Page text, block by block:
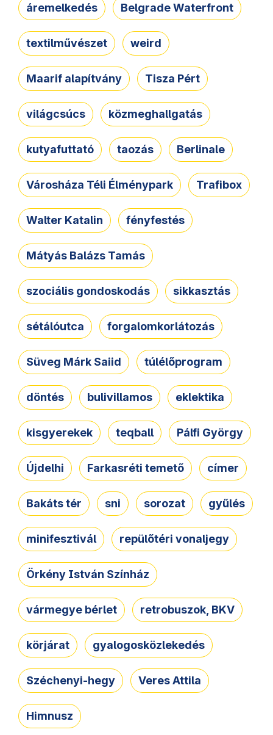
áremelkedés Belgrade Waterfront
textilművészet weird
Maarif alapítvány Tisza Pért
világcsúcs közmeghallgatás
kutyafuttató taozás Berlinale
Városháza Téli Élménypark Trafibox
Walter Katalin fényfestés
Mátyás Balázs Tamás
szociális gondoskodás sikkasztás
sétálóutca forgalomkorlátozás
Süveg Márk Saiid túlélőprogram
döntés bulivillamos eklektika
kisgyerekek teqball Pálfi György
Újdelhi Farkasréti temető címer
Bakáts tér sni sorozat gyűlés
minifesztivál repülőtéri vonaljegy
Örkény István Színház
vármegye bérlet retrobuszok, BKV
körjárat gyalogosközlekedés
Széchenyi-hegy Veres Attila
Himnusz